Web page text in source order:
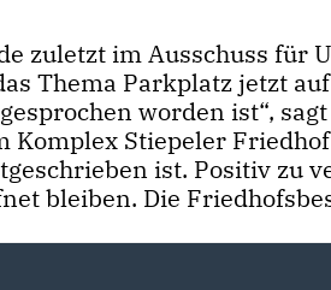
zuletzt im Ausschuss
Thema Parkplatz jetzt
worden ist“,
Komplex Stiepeler
ist. Positiv zu
bleiben. Die